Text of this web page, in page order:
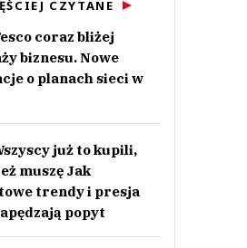
CZYTANE
coraz bliżej
biznesu. Nowe
o planach sieci w
już to kupili,
muszę Jak
trendy i presja
popyt